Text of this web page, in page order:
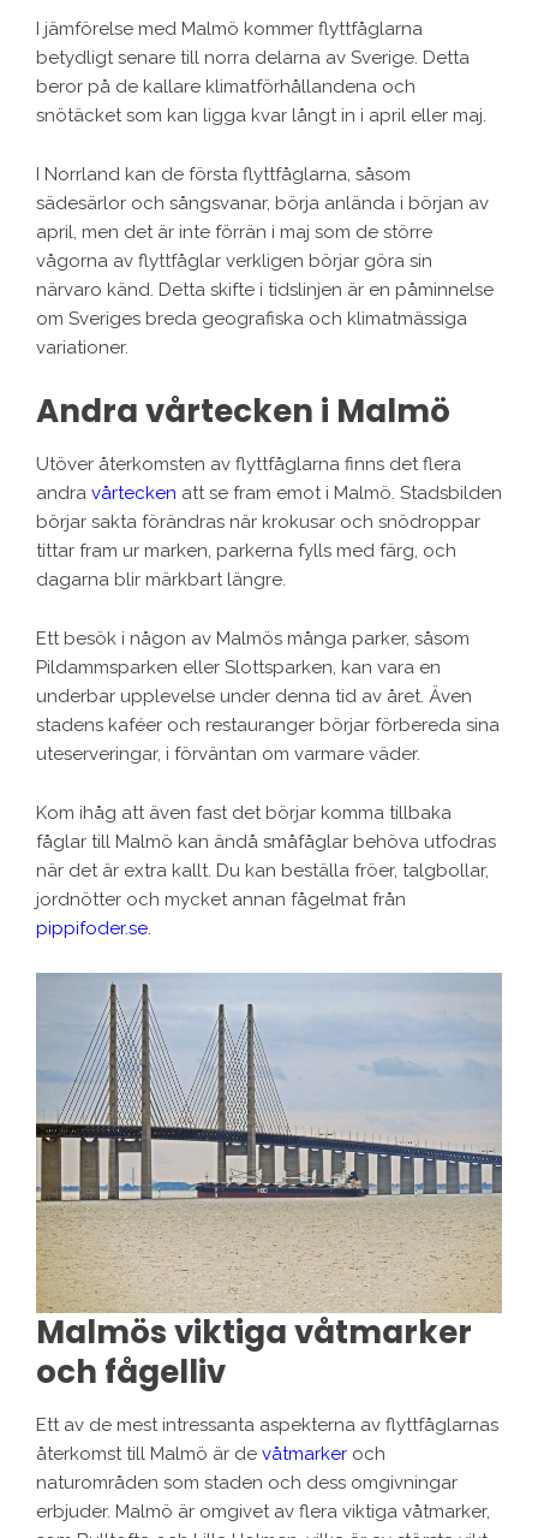
I jämförelse med Malmö kommer flyttfåglarna
betydligt senare till norra delarna av Sverige. Detta
beror på de kallare klimatförhållandena och
snötäcket som kan ligga kvar långt in i april eller maj.
I Norrland kan de första flyttfåglarna, såsom
sädesärlor och sångsvanar, börja anlända i början av
april, men det är inte förrän i maj som de större
vågorna av flyttfåglar verkligen börjar göra sin
närvaro känd. Detta skifte i tidslinjen är en påminnelse
om Sveriges breda geografiska och klimatmässiga
variationer.
Andra vårtecken i Malmö
Utöver återkomsten av flyttfåglarna finns det flera
andra vårtecken att se fram emot i Malmö. Stadsbilden
börjar sakta förändras när krokusar och snödroppar
tittar fram ur marken, parkerna fylls med färg, och
dagarna blir märkbart längre.
Ett besök i någon av Malmös många parker, såsom
Pildammsparken eller Slottsparken, kan vara en
underbar upplevelse under denna tid av året. Även
stadens kaféer och restauranger börjar förbereda sina
uteserveringar, i förväntan om varmare väder.
Kom ihåg att även fast det börjar komma tillbaka
fåglar till Malmö kan ändå småfåglar behöva utfodras
när det är extra kallt. Du kan beställa fröer, talgbollar,
jordnötter och mycket annan fågelmat från
pippifoder.se.
Malmös viktiga våtmarker
och fågelliv
Ett av de mest intressanta aspekterna av flyttfåglarnas
återkomst till Malmö är de våtmarker och
naturområden som staden och dess omgivningar
erbjuder. Malmö är omgivet av flera viktiga våtmarker,